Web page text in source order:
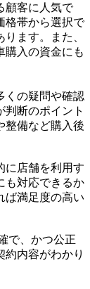
顧客に人気で
格帯から選択で
ます。また、
購入の資金にも
くの疑問や確認
断のポイント
整備など購入後
に店舗を利用す
も対応できるか
ば満足度の高い
で、かつ公正
約内容がわかり